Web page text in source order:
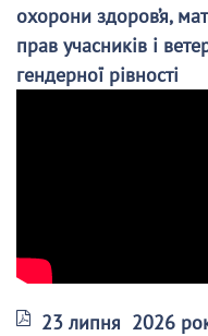
охорони здоров’я,
прав учасників і
гендерної рівності
23 липня 2026